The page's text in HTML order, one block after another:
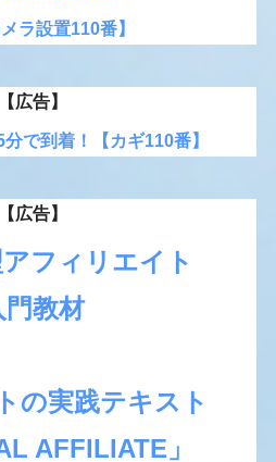
ラ設置110番】
【広告】
で到着！【カギ110番】
【広告】
フィリエイト
門教材
の実践テキスト
AFFILIATE」